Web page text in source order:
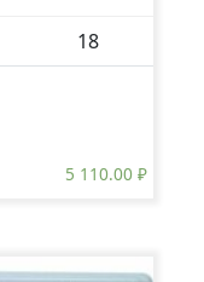
18
5 110.00 ₽